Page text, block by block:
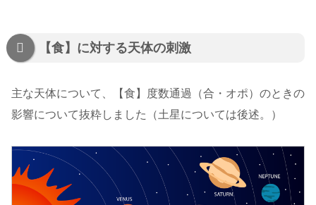
【食】に対する天体の刺激
主な天体について、【食】度数通過（合・オポ）のときの
影響について抜粋しました（土星については後述。）